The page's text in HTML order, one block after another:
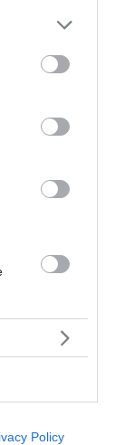
more Google
may click to
tags to
below Google
Policy